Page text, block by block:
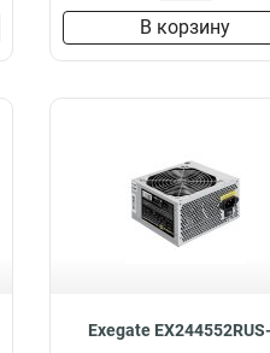
В корзину
Exegate